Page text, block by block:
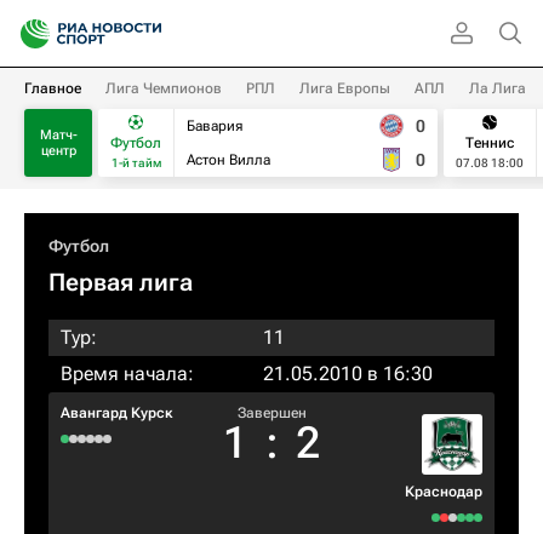
Главное Лига Чемпионов РПЛ Лига Европы АПЛ Ла Лига
Матч-
центр
Футбол
1-й тайм
Бавария
Астон Вилла
0
0
Теннис
07.08 18:00
Футбол
Первая лига
Тур:
11
Время начала:
21.05.2010 в 16:30
Авангард Курск Завершен
1 : 2
Краснодар